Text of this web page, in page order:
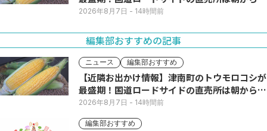
い列
2026年8月7日 - 14時間前
編集部おすすめの記事
ニュース 編集部おすすめ
【近隣お出かけ情報】津南町のトウモロコシが
最盛期！国道ロードサイドの直売所は朝から長
い列
2026年8月7日 - 14時間前
編集部おすすめ